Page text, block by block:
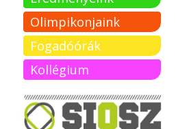
Olimpikonjaink
Fogadóórák
Kollégium